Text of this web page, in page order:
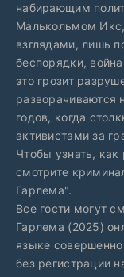
набирающим
Малькольмом
взглядами, лишь
беспорядки,
это грозит
разворачиваются
годов, когда
активистами за
Чтобы узнать,
смотрите
Гарлема".
Все гости могут
Гарлема (2025)
языке
без регистрации